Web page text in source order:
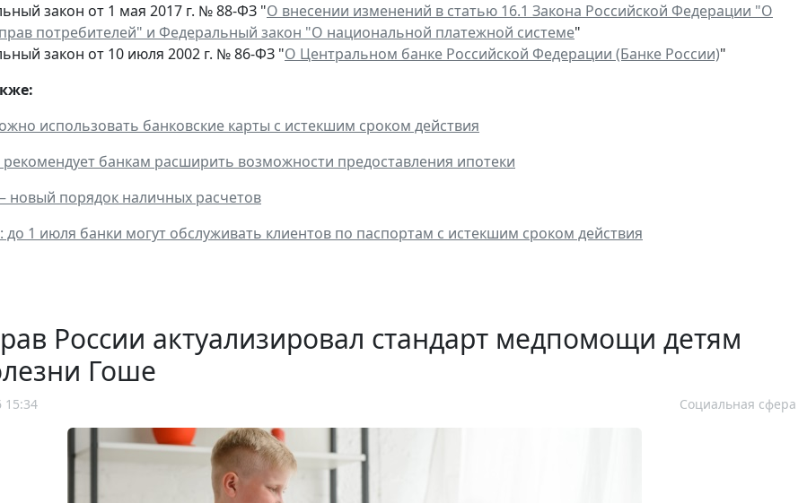
закон от 1 мая 2017 г. № 88-ФЗ "О внесении изменений в статью 16.1 Закона Российской Федерации "О
потребителей" и Федеральный закон "О национальной платежной системе"
закон от 10 июля 2002 г. № 86-ФЗ "О Центральном банке Российской Федерации (Банке России)"
использовать банковские карты с истекшим сроком действия
рекомендует банкам расширить возможности предоставления ипотеки
новый порядок наличных расчетов
до 1 июля банки могут обслуживать клиентов по паспортам с истекшим сроком действия
России актуализировал стандарт медпомощи детям
Гоше
15:34 Социальная сфера